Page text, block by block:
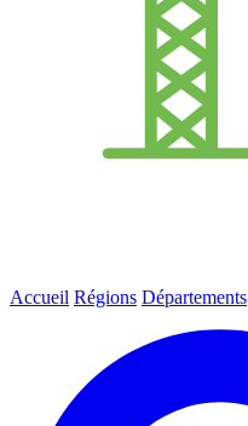
Accueil Régions Départements